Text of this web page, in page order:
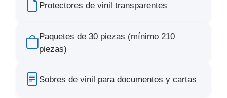
Protectores de vinil transparentes
Paquetes de 30 piezas (mínimo 210
piezas)
Sobres de vinil para documentos y cartas